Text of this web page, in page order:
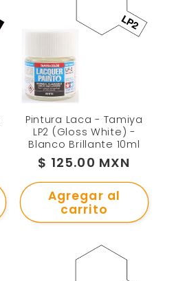
Pintura Laca - Tamiya
LP2 (Gloss White) -
Blanco Brillante 10ml
Precio
habitual
$ 125.00 MXN
Agregar al
carrito